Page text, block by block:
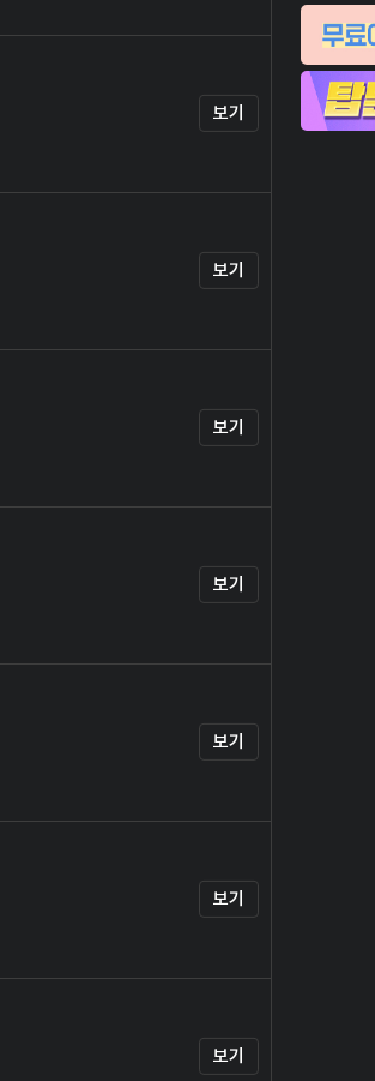
보기
보기
보기
보기
보기
보기
보기